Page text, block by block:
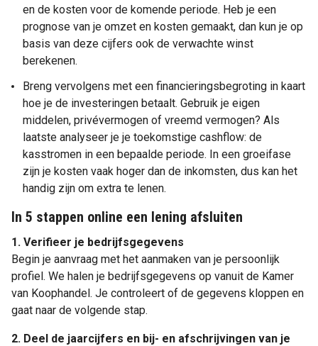
en de kosten voor de komende periode. Heb je een
prognose van je omzet en kosten gemaakt, dan kun je op
basis van deze cijfers ook de verwachte winst
berekenen.
Breng vervolgens met een financieringsbegroting in kaart
hoe je de investeringen betaalt. Gebruik je eigen
middelen, privévermogen of vreemd vermogen? Als
laatste analyseer je je toekomstige cashflow: de
kasstromen in een bepaalde periode. In een groeifase
zijn je kosten vaak hoger dan de inkomsten, dus kan het
handig zijn om extra te lenen.
In 5 stappen online een lening afsluiten
1. Verifieer je bedrijfsgegevens
Begin je aanvraag met het aanmaken van je persoonlijk
profiel. We halen je bedrijfsgegevens op vanuit de Kamer
van Koophandel. Je controleert of de gegevens kloppen en
gaat naar de volgende stap.
2. Deel de jaarcijfers en bij- en afschrijvingen van je